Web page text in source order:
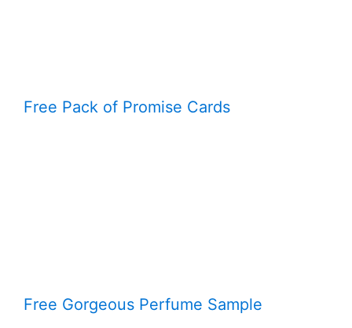
Free Pack of Promise Cards
Free Gorgeous Perfume Sample